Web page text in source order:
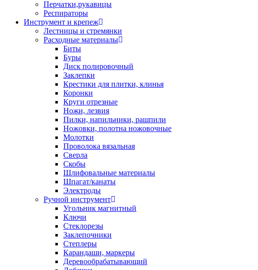
Перчатки,рукавицы
Респираторы
Инструмент и крепеж
Лестницы и стремянки
Расходные материалы
Биты
Буры
Диск полировочный
Заклепки
Крестики для плитки, клинья
Коронки
Круги отрезные
Ножи, лезвия
Пилки, напильники, рашпили
Ножовки, полотна ножовочные
Молотки
Проволока вязальная
Сверла
Скобы
Шлифовальные материалы
Шпагат/канаты
Электроды
Ручной инструмент
Угольник магнитный
Ключи
Стеклорезы
Заклепочники
Степлеры
Карандаши, маркеры
Деревообрабатывающий